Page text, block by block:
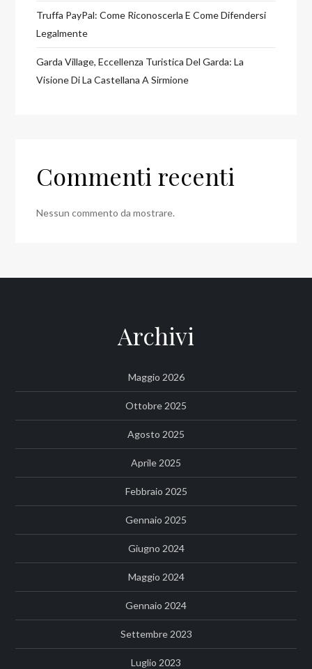
Truffa PayPal: Come Riconoscerla E Come Difendersi
Legalmente
Garda Village, Eccellenza Turistica Del Garda: La
Visione Di La Castellana A Sirmione
Commenti recenti
Nessun commento da mostrare.
Archivi
Maggio 2026
Ottobre 2025
Agosto 2025
Aprile 2025
Febbraio 2025
Gennaio 2025
Giugno 2024
Maggio 2024
Gennaio 2024
Settembre 2023
Luglio 2023